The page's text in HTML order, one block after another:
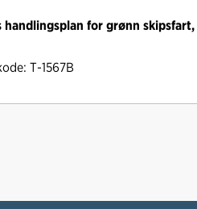
handlingsplan for grønn
T-1567B